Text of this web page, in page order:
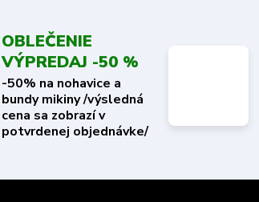
OBLEČENIE
VÝPREDAJ -50 %
-50% na nohavice a
bundy mikiny /výsledná
cena sa zobrazí v
potvrdenej objednávke/